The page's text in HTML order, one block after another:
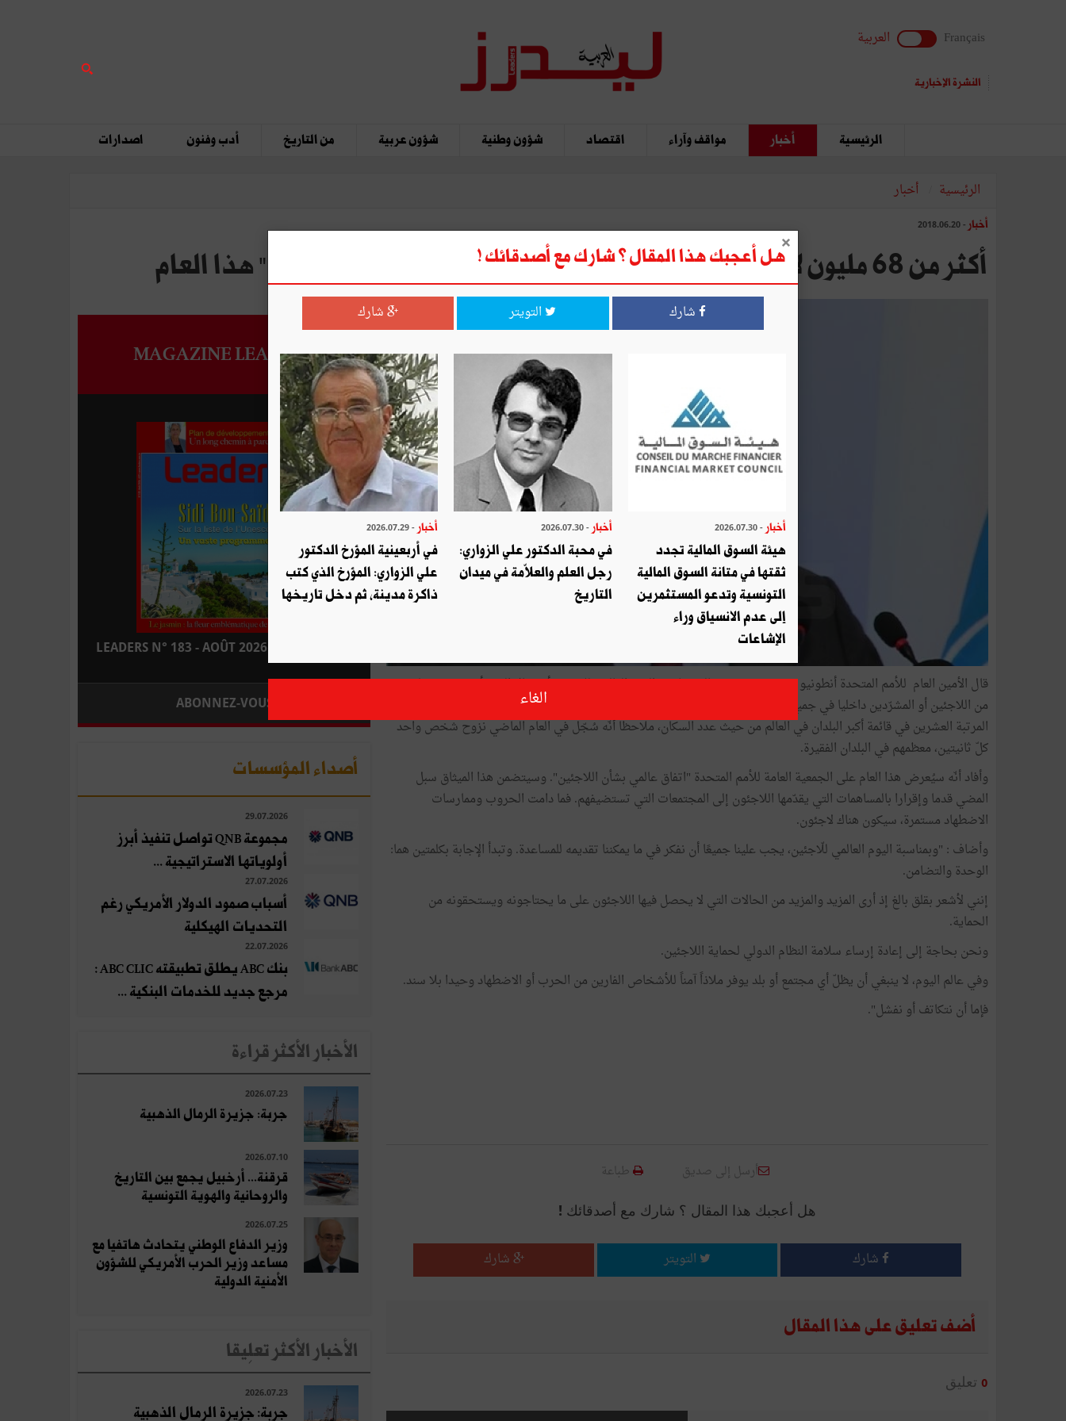
Français العربية
النشرة الإخبارية
الرئيسية أخبار مواقف وآراء اقتصاد شؤون وطنية شؤون عربية من التاريخ أدب وفنون اصدارات
الرئيسية أخبار
أخبار - 2018.06.20
أكثر من 68 مليون لاجئ ومشرّد في العالم و"اتفاق عالمي بشأن اللاجئين" هذا العام
قال الأمين العام للأمم المتحدة أنطونيو غوتوريش في رسالة بمناسبة اليوم العالمي للاجئين أنّ هناك اليوم أكثر من 68 مليون
من اللاجئين أو المشرّدين داخليا في جميع أنحاء العالم نتيجة لحالات النزاع أو الاضطهاد.،وهذا هو عدد سكان البلد الذي يحتلّ
المرتبة العشرين في قائمة أكبر البلدان في العالم من حيث عدد السكان، ملاحظا أنّه سُجّل في العام الماضي نزوح شخص واحد
كلّ ثانيتين، معظمهم في البلدان الفقيرة.
وأفاد أنّه سيُعرض هذا العام على الجمعية العامة للأمم المتحدة "اتفاق عالمي بشأن اللاجئين". وسيتضمن هذا الميثاق سبل
المضي قدما وإقرارا بالمساهمات التي يقدّمها اللاجئون إلى المجتمعات التي تستضيفهم. فما دامت الحروب وممارسات
الاضطهاد مستمرة، سيكون هناك لاجئون.
وأضاف : "وبمناسبة اليوم العالمي للّاجئين، يجب علينا جميعًا أن نفكر في ما يمكننا تقديمه للمساعدة. وتبدأ الإجابة بكلمتين هما:
الوحدة والتضامن.
إنني لأشعر بقلق بالغ إذ أرى المزيد والمزيد من الحالات التي لا يحصل فيها اللاجئون على ما يحتاجونه ويستحقونه من
الحماية.
ونحن بحاجة إلى إعادة إرساء سلامة النظام الدولي لحماية اللاجئين.
وفي عالم اليوم، لا ينبغي أن يظلّ أي مجتمع أو بلد يوفر ملاذاً آمناً للأشخاص الفارين من الحرب أو الاضطهاد وحيدا بلا سند.
فإما أن نتكاتف أو نفشل".
أرسل إلى صديق طباعة
هل أعجبك هذا المقال ؟ شارك مع أصدقائك !
شارك التويتر شارك
أضف تعليق على هذا المقال
0 تعليق
MAGAZINE LEADERS
LEADERS N° 183 - AOÛT 2026 : EN KIOSQUE
ABONNEZ-VOUS
أصداء المؤسسات
29.07.2026
مجموعة QNB تواصل تنفيذ أبرز
أولوياتها الاستراتيجية ...
27.07.2026
أسباب صمود الدولار الأمريكي رغم
التحديات الهيكلية
22.07.2026
بنك ABC يطلق تطبيقته ABC CLIC :
مرجع جديد للخدمات البنكية ...
الأخبار الأكثر قراءة
2026.07.23
جربة: جزيرة الرمال الذهبية
2026.07.10
قرقنة... أرخبيل يجمع بين التاريخ
والروحانية والهوية التونسية
2026.07.25
وزير الدفاع الوطني يتحادث هاتفيا مع
مساعد وزير الحرب الأمريكي للشؤون
الأمنية الدولية
الأخبار الأكثر تعلِيقا
2026.07.23
جربة: جزيرة الرمال الذهبية
هل أعجبك هذا المقال ؟ شارك مع أصدقائك !
شارك التويتر شارك
أخبار - 2026.07.30
هيئة السوق المالية تجدد
ثقتها في متانة السوق المالية
التونسية وتدعو المستثمرين
إلى عدم الانسياق وراء
الإشاعات
أخبار - 2026.07.30
في محبة الدكتور علي الزواري:
رجل العلم والعلاّمة في ميدان
التاريخ
أخبار - 2026.07.29
في أربعينية المؤرخ الدكتور
علي الزواري: المؤرخ الذي كتب
ذاكرة مدينة، ثم دخل تاريخها
الغاء